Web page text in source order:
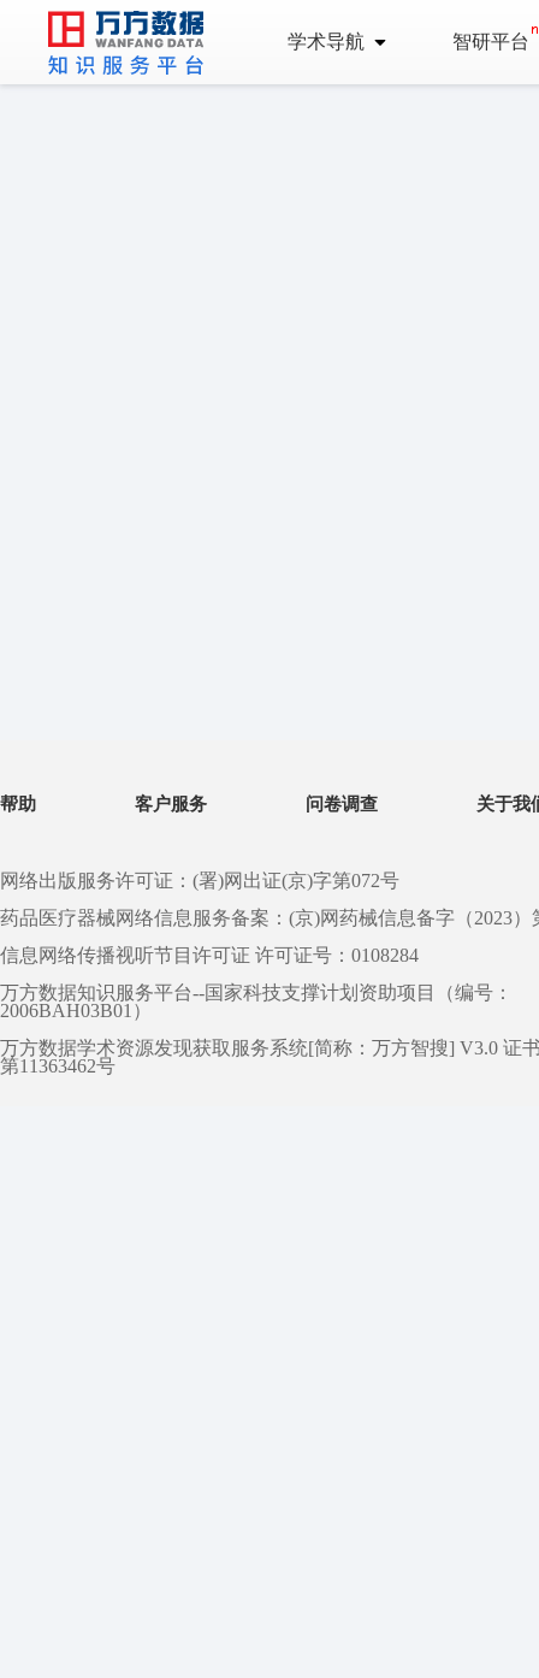
学术导航 智研平台
帮助 客户服务 问卷调查 关于我
网络出版服务许可证：(署)网出证(京)字第072号
药品医疗器械网络信息服务备案：(京)网药械信息备字（2023）
信息网络传播视听节目许可证 许可证号：0108284
万方数据知识服务平台--国家科技支撑计划资助项目（编号：
2006BAH03B01）
万方数据学术资源发现获取服务系统[简称：万方智搜] V3.0 证
第11363462号